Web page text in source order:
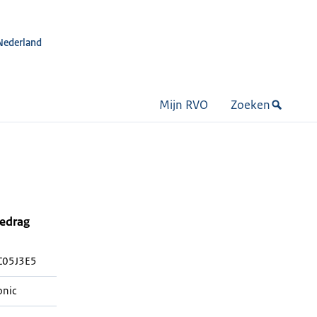
Mijn RVO Zoeken